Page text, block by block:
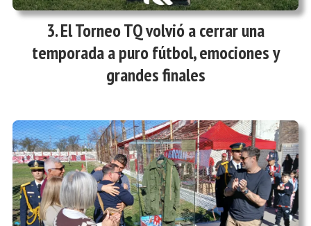
El Torneo TQ volvió a cerrar una
temporada a puro fútbol, emociones y
grandes finales